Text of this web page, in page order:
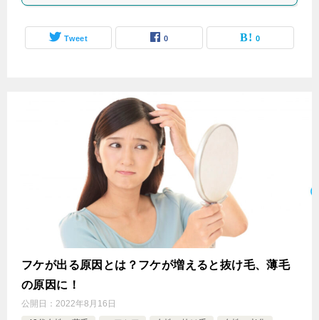
Tweet 0 0
フケが出る原因とは？フケが増えると抜け毛、薄毛
の原因に！
公開日： 2022年8月16日